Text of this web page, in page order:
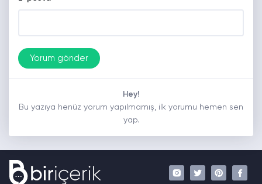
Hey!
Bu yazıya henüz yorum yapılmamış, ilk yorumu hemen sen
yap.